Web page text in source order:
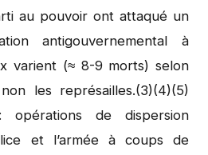
au pouvoir ont attaqué un
antigouvernemental à
varient (≈ 8-9 morts) selon
les représailles.(3)(4)(5)
de dispersion
et l’armée à coups de